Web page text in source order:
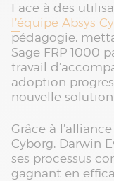
Face à des
l’équipe Absys
pédagogie,
Sage FRP 1000
travail
adoption
nouvelle
Grâce à
Cyborg, Darwin
ses processus
gagnant en